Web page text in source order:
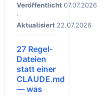
Veröffentlicht 07.07.2026
·
Aktualisiert 22.07.2026
27 Regel-
Dateien
statt einer
CLAUDE.md
— was